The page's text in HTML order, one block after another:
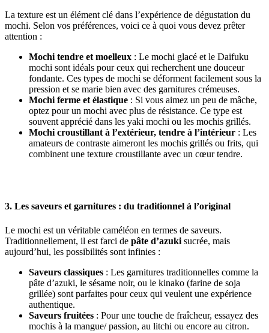
La texture est un élément clé dans l’expérience de dégustation du
mochi. Selon vos préférences, voici ce à quoi vous devez prêter
attention :
Mochi tendre et moelleux : Le mochi glacé et le Daifuku
mochi sont idéals pour ceux qui recherchent une douceur
fondante. Ces types de mochi se déforment facilement sous la
pression et se marie bien avec des garnitures crémeuses.
Mochi ferme et élastique : Si vous aimez un peu de mâche,
optez pour un mochi avec plus de résistance. Ce type est
souvent apprécié dans les yaki mochi ou les mochis grillés.
Mochi croustillant à l’extérieur, tendre à l’intérieur : Les
amateurs de contraste aimeront les mochis grillés ou frits, qui
combinent une texture croustillante avec un cœur tendre.
3. Les saveurs et garnitures : du traditionnel à l’original
Le mochi est un véritable caméléon en termes de saveurs.
Traditionnellement, il est farci de pâte d’azuki sucrée, mais
aujourd’hui, les possibilités sont infinies :
Saveurs classiques : Les garnitures traditionnelles comme la
pâte d’azuki, le sésame noir, ou le kinako (farine de soja
grillée) sont parfaites pour ceux qui veulent une expérience
authentique.
Saveurs fruitées : Pour une touche de fraîcheur, essayez des
mochis à la mangue/ passion, au litchi ou encore au citron.